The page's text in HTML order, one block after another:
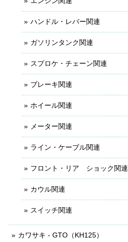
ハンドル・レバー関連
ガソリンタンク関連
スプロケ・チェーン関連
ブレーキ関連
ホイール関連
メーター関連
ライン・ケーブル関連
フロント・リア ショック関連
カウル関連
スイッチ関連
カワサキ - GTO（KH125）